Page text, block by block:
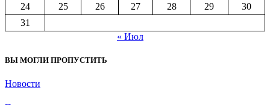
24
25 26 27 28 29
30
31
« Июл
ВЫ МОГЛИ ПРОПУСТИТЬ
Новости